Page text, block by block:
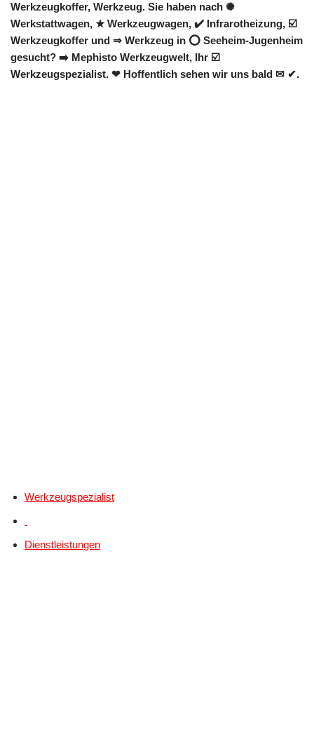
Werkzeugkoffer, Werkzeug. Sie haben nach ✺
Werkstattwagen, ★ Werkzeugwagen, ✔️ Infrarotheizung, ☑️
Werkzeugkoffer und ⇒ Werkzeug in ⭕ Seeheim-Jugenheim
gesucht? ➡️ Mephisto Werkzeugwelt, Ihr ☑️
Werkzeugspezialist. ❤ Hoffentlich sehen wir uns bald ✉ ✔.
Werkzeugspezialist
Dienstleistungen